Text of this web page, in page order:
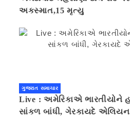
અકસ્માત,15 મૃત્યુ
ગુજરાત સમાચાર
Live : અમેરિકાએ ભારતીયોને
સાંકળ બાંધી, ગેરકાયદે એલિયન